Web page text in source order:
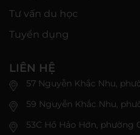
Tư vấn du học
Tuyển dụng
LIÊN HỆ
57 Nguyễn Khắc Nhu,
59 Nguyễn Khắc Nhu,
53C Hồ Hảo Hớn, phường